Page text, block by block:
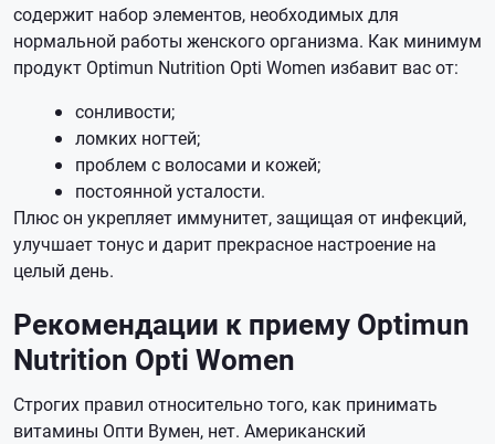
содержит набор элементов, необходимых для
нормальной работы женского организма. Как минимум
продукт Optimun Nutrition Opti Women избавит вас от:
сонливости;
ломких ногтей;
проблем с волосами и кожей;
постоянной усталости.
Плюс он укрепляет иммунитет, защищая от инфекций,
улучшает тонус и дарит прекрасное настроение на
целый день.
Рекомендации к приему Optimun
Nutrition Opti Women
Строгих правил относительно того, как принимать
витамины Опти Вумен, нет. Американский